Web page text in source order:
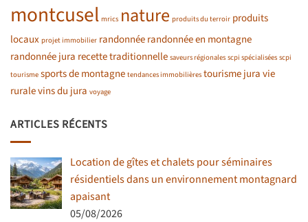
montcusel mrics nature produits du terroir produits
locaux projet immobilier randonnéerandonnée en montagne
randonnée jura recette traditionnelle saveurs régionales scpi spécialisées scpi
tourisme sports de montagne tendances immobilières tourisme juravie
ruralevins du jura voyage
ARTICLES RÉCENTS
Location de gîtes et chalets pour séminaires
résidentiels dans un environnement montagnard
apaisant
05/08/2026